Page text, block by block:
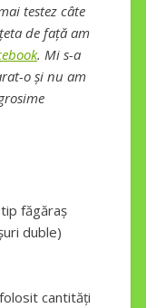
testez câte
de față am
. Mi s-a
o și nu am
făgăraș
duble)
cantități